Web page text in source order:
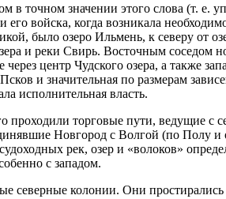
точном значении этого слова (т. е.
войска, когда возникала
было озеро Ильмень, к северу от
и реки Свирь. Восточным
центр Чудского озера, а также
и значительная по размерам
исполнительная власть.
торговые пути, ведущие с
Новгород с Волгой (по Полу
рек, озер и «волоков»
с западом.
северные колонии. Они